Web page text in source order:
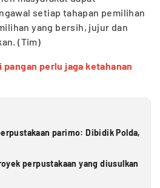
setiap tahapan pemilihan
yang bersih, jujur dan
(Tim)
perlu jaga ketahanan
parimo: Dibidik Polda,
perpustakaan yang diusulkan